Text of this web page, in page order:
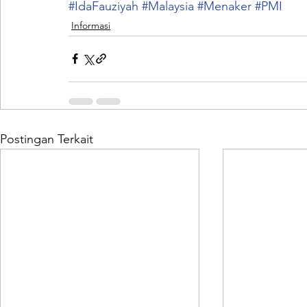
#IdaFauziyah #Malaysia #Menaker #PMI
Informasi
Postingan Terkait